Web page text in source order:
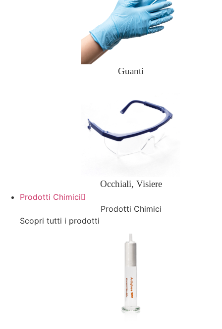
Guanti
Occhiali, Visiere
Prodotti Chimici
Prodotti Chimici
Scopri tutti i prodotti